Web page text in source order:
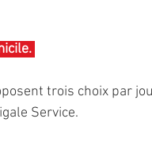
trois choix par
Service.